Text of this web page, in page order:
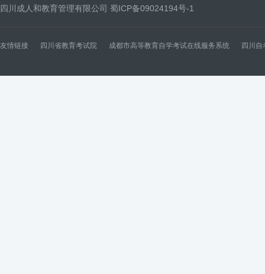
四川成人和教育管理有限公司 蜀ICP备09024194号-1
友情链接 四川省教育考试院 成都市高等教育自学考试在线服务系统 四川